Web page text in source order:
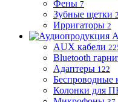
Фены 7
Зубные щетки 2
Ирригаторы 2
AUX кабели
Bluetooth
Адаптеры 122
Беспроводные
Колонки для